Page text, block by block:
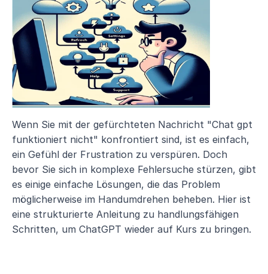
Wenn Sie mit der gefürchteten Nachricht "Chat gpt
funktioniert nicht" konfrontiert sind, ist es einfach,
ein Gefühl der Frustration zu verspüren. Doch
bevor Sie sich in komplexe Fehlersuche stürzen, gibt
es einige einfache Lösungen, die das Problem
möglicherweise im Handumdrehen beheben. Hier ist
eine strukturierte Anleitung zu handlungsfähigen
Schritten, um ChatGPT wieder auf Kurs zu bringen.